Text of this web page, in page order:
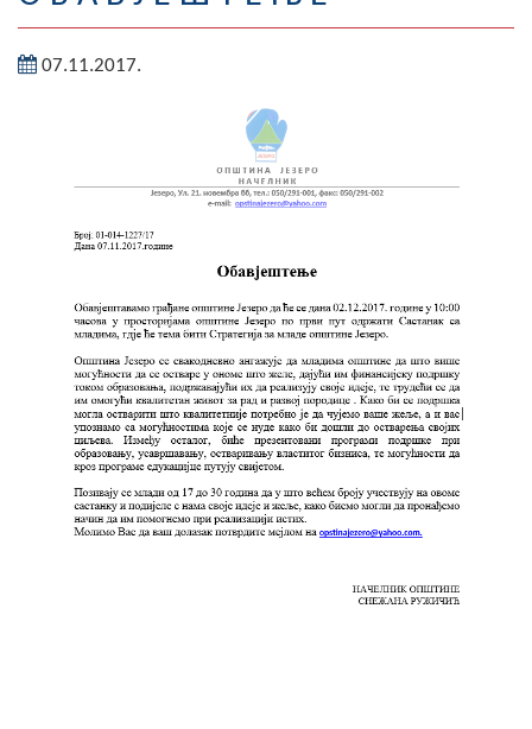
Географија
Фотогалерија
О Начелнику
Замјеник начелника
Извјештај о раду начелника
СКУПШТИНА
Статут Општине
07.11.2017.